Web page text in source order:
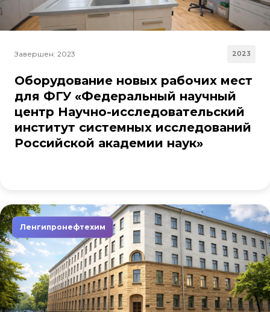
Завершен: 2023 2023
Оборудование новых рабочих мест
для ФГУ «Федеральный научный
центр Научно-исследовательский
институт системных исследований
Российской академии наук»
Ленгипронефтехим